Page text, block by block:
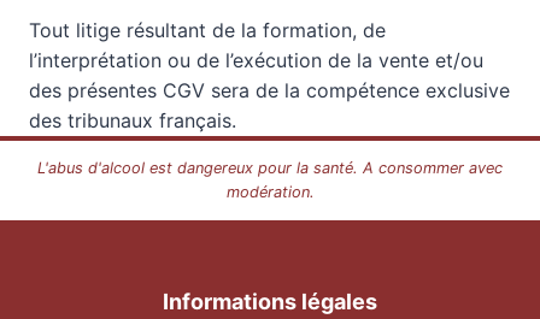
Tout litige résultant de la formation, de
l’interprétation ou de l’exécution de la vente et/ou
des présentes CGV sera de la compétence exclusive
des tribunaux français.
L'abus d'alcool est dangereux pour la santé. A consommer avec
modération.
Informations légales